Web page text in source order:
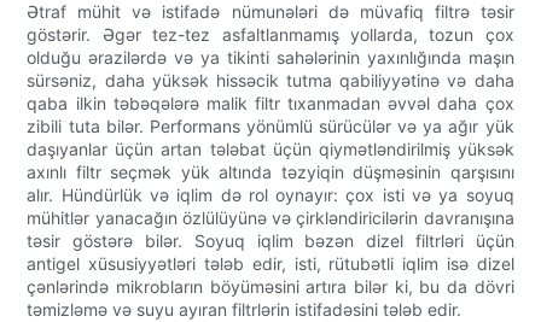
Ətraf mühit və istifadə nümunələri də müvafiq filtrə təsir
göstərir. Əgər tez-tez asfaltlanmamış yollarda, tozun çox
olduğu ərazilərdə və ya tikinti sahələrinin yaxınlığında maşın
sürsəniz, daha yüksək hissəcik tutma qabiliyyətinə və daha
qaba ilkin təbəqələrə malik filtr tıxanmadan əvvəl daha çox
zibili tuta bilər. Performans yönümlü sürücülər və ya ağır yük
daşıyanlar üçün artan tələbat üçün qiymətləndirilmiş yüksək
axınlı filtr seçmək yük altında təzyiqin düşməsinin qarşısını
alır. Hündürlük və iqlim də rol oynayır: çox isti və ya soyuq
mühitlər yanacağın özlülüyünə və çirkləndiricilərin davranışına
təsir göstərə bilər. Soyuq iqlim bəzən dizel filtrləri üçün
antigel xüsusiyyətləri tələb edir, isti, rütubətli iqlim isə dizel
çənlərində mikrobların böyüməsini artıra bilər ki, bu da dövri
təmizləmə və suyu ayıran filtrlərin istifadəsini tələb edir.